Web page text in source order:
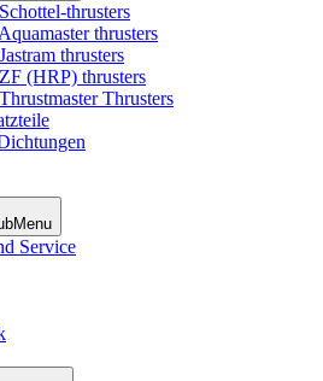
thrusters
thrusters
thrusters
(HRP) thrusters
Thrusters
Service